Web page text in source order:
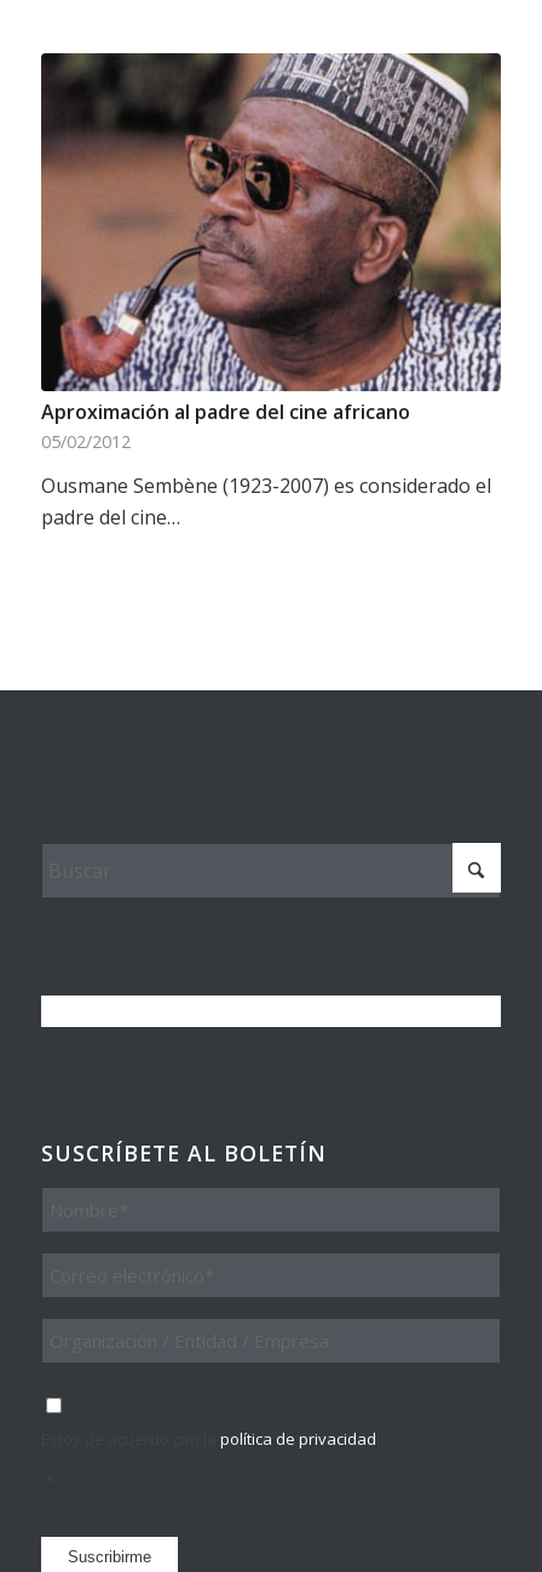
Aproximación al padre del cine africano
05/02/2012
Ousmane Sembène (1923-2007) es considerado el
padre del cine…
SUSCRÍBETE AL BOLETÍN
Nombre
Entidad
Empresa
Consentimiento
política de privacidad
Suscribirme